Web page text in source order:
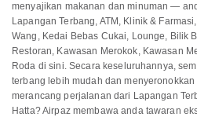
menyajikan makanan dan minuman —
Lapangan Terbang, ATM, Klinik &
Wang, Kedai Bebas Cukai, Lounge, Bilik
Restoran, Kawasan Merokok, Kawasan
Roda di sini. Secara keseluruhannya,
terbang lebih mudah dan
merancang perjalanan dari Lapangan
Hatta? Airpaz membawa anda tawaran